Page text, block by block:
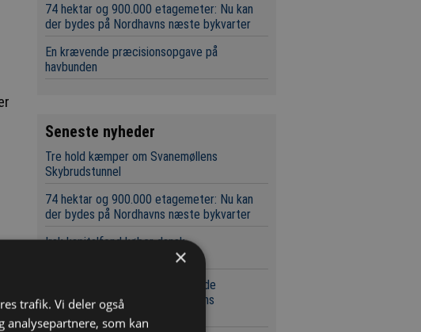
74 hektar og 900.000 etagemeter: Nu kan
der bydes på Nordhavns næste bykvarter
En krævende præcisionsopgave på
havbunden
Seneste nyheder
Tre hold kæmper om Svanemøllens
Skybrudstunnel
74 hektar og 900.000 etagemeter: Nu kan
der bydes på Nordhavns næste bykvarter
Irsk kapitalfond køber dansk
Aarsleff får ansvaret for at udvide
kapaciteten rundt om Københavns
Hovedbanegård
×
trafik. Vi deler også
analysepartnere, som kan